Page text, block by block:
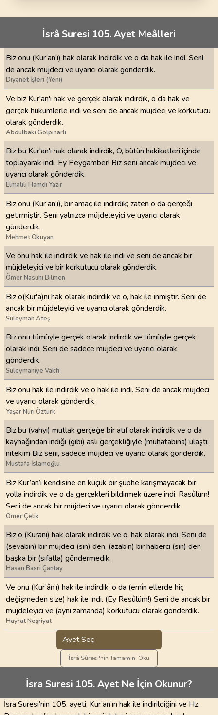
İsrâ Suresi 105. Ayet Meâlleri
Biz onu (Kur’an’ı) hak olarak indirdik ve o da hak ile indi. Seni
de ancak müjdeci ve uyarıcı olarak gönderdik.
Diyanet İşleri (Yeni)
Ve biz Kur'an'ı hak ve gerçek olarak indirdik, o da hak ve
gerçek hükümlerle indi ve seni de ancak müjdeci ve korkutucu
olarak gönderdik.
Abdulbaki Gölpınarlı
Biz bu Kur'an'ı hak olarak indirdik, O, bütün hakikatleri içinde
toplayarak indi. Ey Peygamber! Biz seni ancak müjdeci ve
uyarıcı olarak gönderdik.
Elmalılı Hamdi Yazır
Biz onu (Kur’an’ı), bir amaç ile indirdik; zaten o da gerçeği
getirmiştir. Seni yalnızca müjdeleyici ve uyarıcı olarak
gönderdik.
Mehmet Okuyan
Ve onu hak ile indirdik ve hak ile indi ve seni de ancak bir
müjdeleyici ve bir korkutucu olarak gönderdik.
Ömer Nasuhi Bilmen
Biz o(Kur'a)nı hak olarak indirdik ve o, hak ile inmiştir. Seni de
ancak bir müjdeleyici ve uyarıcı olarak gönderdik.
Süleyman Ateş
Biz onu tümüyle gerçek olarak indirdik ve tümüyle gerçek
olarak indi. Seni de sadece müjdeci ve uyarıcı olarak
gönderdik.
Süleymaniye Vakfı
Biz onu hak ile indirdik ve o hak ile indi. Seni de ancak müjdeci
ve uyarıcı olarak gönderdik.
Yaşar Nuri Öztürk
Biz bu (vahyi) mutlak gerçeğe bir atıf olarak indirdik ve o da
kaynağından indiği (gibi) asli gerçekliğiyle (muhatabına) ulaştı;
nitekim Biz seni, sadece müjdeci ve uyarıcı olarak gönderdik.
Mustafa İslamoğlu
Biz Kur’an’ı kendisine en küçük bir şüphe karışmayacak bir
yolla indirdik ve o da gerçekleri bildirmek üzere indi. Rasûlüm!
Seni de ancak bir müjdeci ve uyarıcı olarak gönderdik.
Ömer Çelik
Biz o (Kuranı) hak olarak indirdik ve o, hak olarak indi. Seni de
(sevabın) bir müjdeci (sin) den, (azabın) bir haberci (sin) den
başka bir (sıfatla) göndermedik.
Hasan Basri Çantay
Ve onu (Kur’ân’ı) hak ile indirdik; o da (emîn ellerde hiç
değişmeden size) hak ile indi. (Ey Resûlüm!) Seni de ancak bir
müjdeleyici ve (aynı zamanda) korkutucu olarak gönderdik.
Hayrat Neşriyat
Ayet Seç
İsrâ Sûresi'nin Tamamını Oku
İsra Suresi 105. Ayet Ne İçin Okunur?
İsra Suresi’nin 105. ayeti, Kur’an’ın hak ile indirildiğini ve Hz.